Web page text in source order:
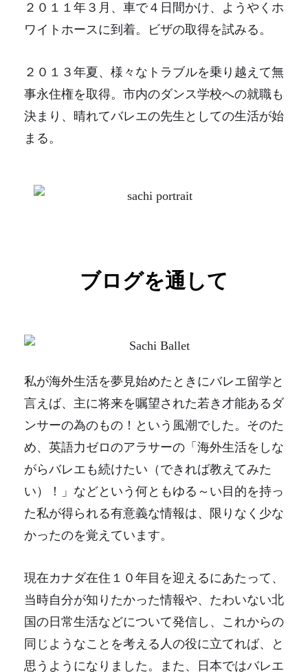
２０１１年３月、車で４日間かけ、ようやくホ
ワイトホースに到着。ビザの取得を試みる。
２０１３年夏、様々なトラブルを乗り越えて無
事永住権を取得。市内のダンス学校への就職も
決まり、晴れてバレエの先生としての生活が始
まる。
ブログを通して
私が海外生活を夢見始めたときにバレエ留学と
言えば、主に将来を嘱望された若き才能あるダ
ンサーの為のもの！という風潮でした。そのた
め、英語力ゼロのアラサーの「海外生活をしな
がらバレエも続けたい（できれば教えてみた
い）！」などという何ともゆる～い目的を持っ
た私が得られる有意義な情報は、限りなく少な
かったのを覚えています。
現在カナダ在住１０年目を迎えるにあたって、
当時自分が知りたかった情報や、たわいない北
国の日常生活などについて発信し、これからの
同じようなことを考える人の役に立てれば、と
思うようになりました。また、日本ではバレエ